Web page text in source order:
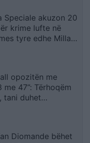
Speciale akuzon 20
krime lufte në
tyre edhe Millan
opozitën me
me 47”: Tërhoqëm
tani duhet
Diomande bëhet